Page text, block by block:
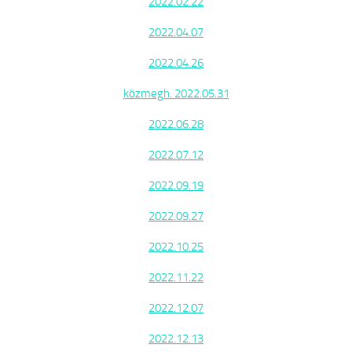
2022.04.07
2022.04.26
közmegh. 2022.05.31
2022.06.28
2022.07.12
2022.09.19
2022.09.27
2022.10.25
2022.11.22
2022.12.07
2022.12.13